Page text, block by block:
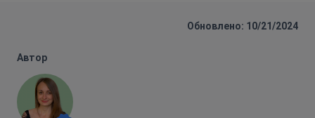
Обновлено: 10/21/2024
Автор